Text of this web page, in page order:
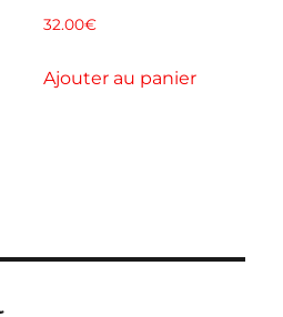
32.00€
Ajouter au panier